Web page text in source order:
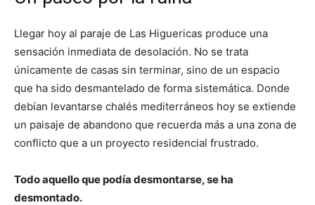
Llegar hoy al paraje de Las Higuericas produce una
sensación inmediata de desolación. No se trata
únicamente de casas sin terminar, sino de un espacio
que ha sido desmantelado de forma sistemática. Donde
debían levantarse chalés mediterráneos hoy se extiende
un paisaje de abandono que recuerda más a una zona de
conflicto que a un proyecto residencial frustrado.
Todo aquello que podía desmontarse, se ha
desmontado.